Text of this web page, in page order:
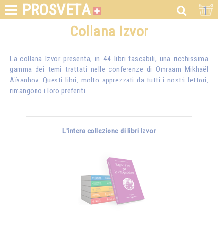
PROSVETA 1
Collana Izvor
La collana Izvor presenta, in 44 libri tascabili, una ricchissima
gamma dei temi trattati nelle conferenze diOmraam Mikhaël
Aïvanhov. Questi libri, molto apprezzati da tutti i nostri lettori,
rimangono i loro preferiti.
L'intera collezione di libri Izvor